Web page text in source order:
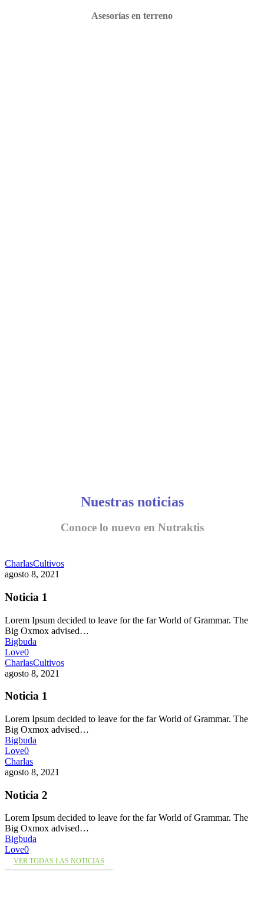
Asesorías en terreno
Nuestras noticias
Conoce lo nuevo en Nutraktis
CharlasCultivos
agosto 8, 2021
Noticia 1
Lorem Ipsum decided to leave for the far World of Grammar. The
Big Oxmox advised…
Bigbuda
Love0
CharlasCultivos
agosto 8, 2021
Noticia 1
Lorem Ipsum decided to leave for the far World of Grammar. The
Big Oxmox advised…
Bigbuda
Love0
Charlas
agosto 8, 2021
Noticia 2
Lorem Ipsum decided to leave for the far World of Grammar. The
Big Oxmox advised…
Bigbuda
Love0
VER TODAS LAS NOTICIAS